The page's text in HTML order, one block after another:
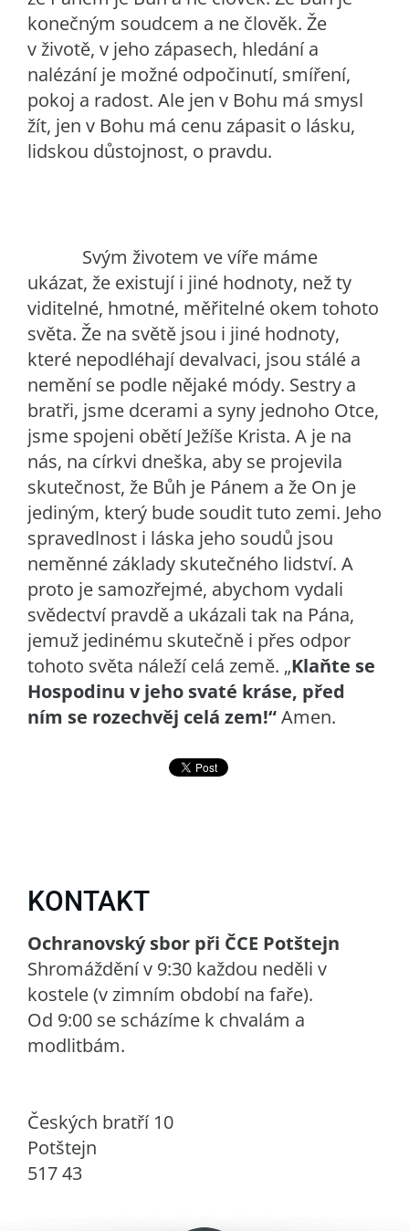
konečným soudcem a ne člověk. Že
v životě, v jeho zápasech, hledání a
nalézání je možné odpočinutí, smíření,
pokoj a radost. Ale jen v Bohu má smysl
žít, jen v Bohu má cenu zápasit o lásku,
lidskou důstojnost, o pravdu.
Svým životem ve víře máme
ukázat, že existují i jiné hodnoty, než ty
viditelné, hmotné, měřitelné okem tohoto
světa. Že na světě jsou i jiné hodnoty,
které nepodléhají devalvaci, jsou stálé a
nemění se podle nějaké módy. Sestry a
bratři, jsme dcerami a syny jednoho Otce,
jsme spojeni obětí Ježíše Krista. A je na
nás, na církvi dneška, aby se projevila
skutečnost, že Bůh je Pánem a že On je
jediným, který bude soudit tuto zemi. Jeho
spravedlnost i láska jeho soudů jsou
neměnné základy skutečného lidství. A
proto je samozřejmé, abychom vydali
svědectví pravdě a ukázali tak na Pána,
jemuž jedinému skutečně i přes odpor
tohoto světa náleží celá země. „Klaňte se
Hospodinu v jeho svaté kráse, před
ním se rozechvěj celá zem!“Amen.
KONTAKT
Ochranovský sbor při ČCE Potštejn
Shromáždění v 9:30 každou neděli v
kostele (v zimním období na faře).
Od 9:00 se scházíme k chvalám a
modlitbám.
Českých bratří 10
Potštejn
517 43